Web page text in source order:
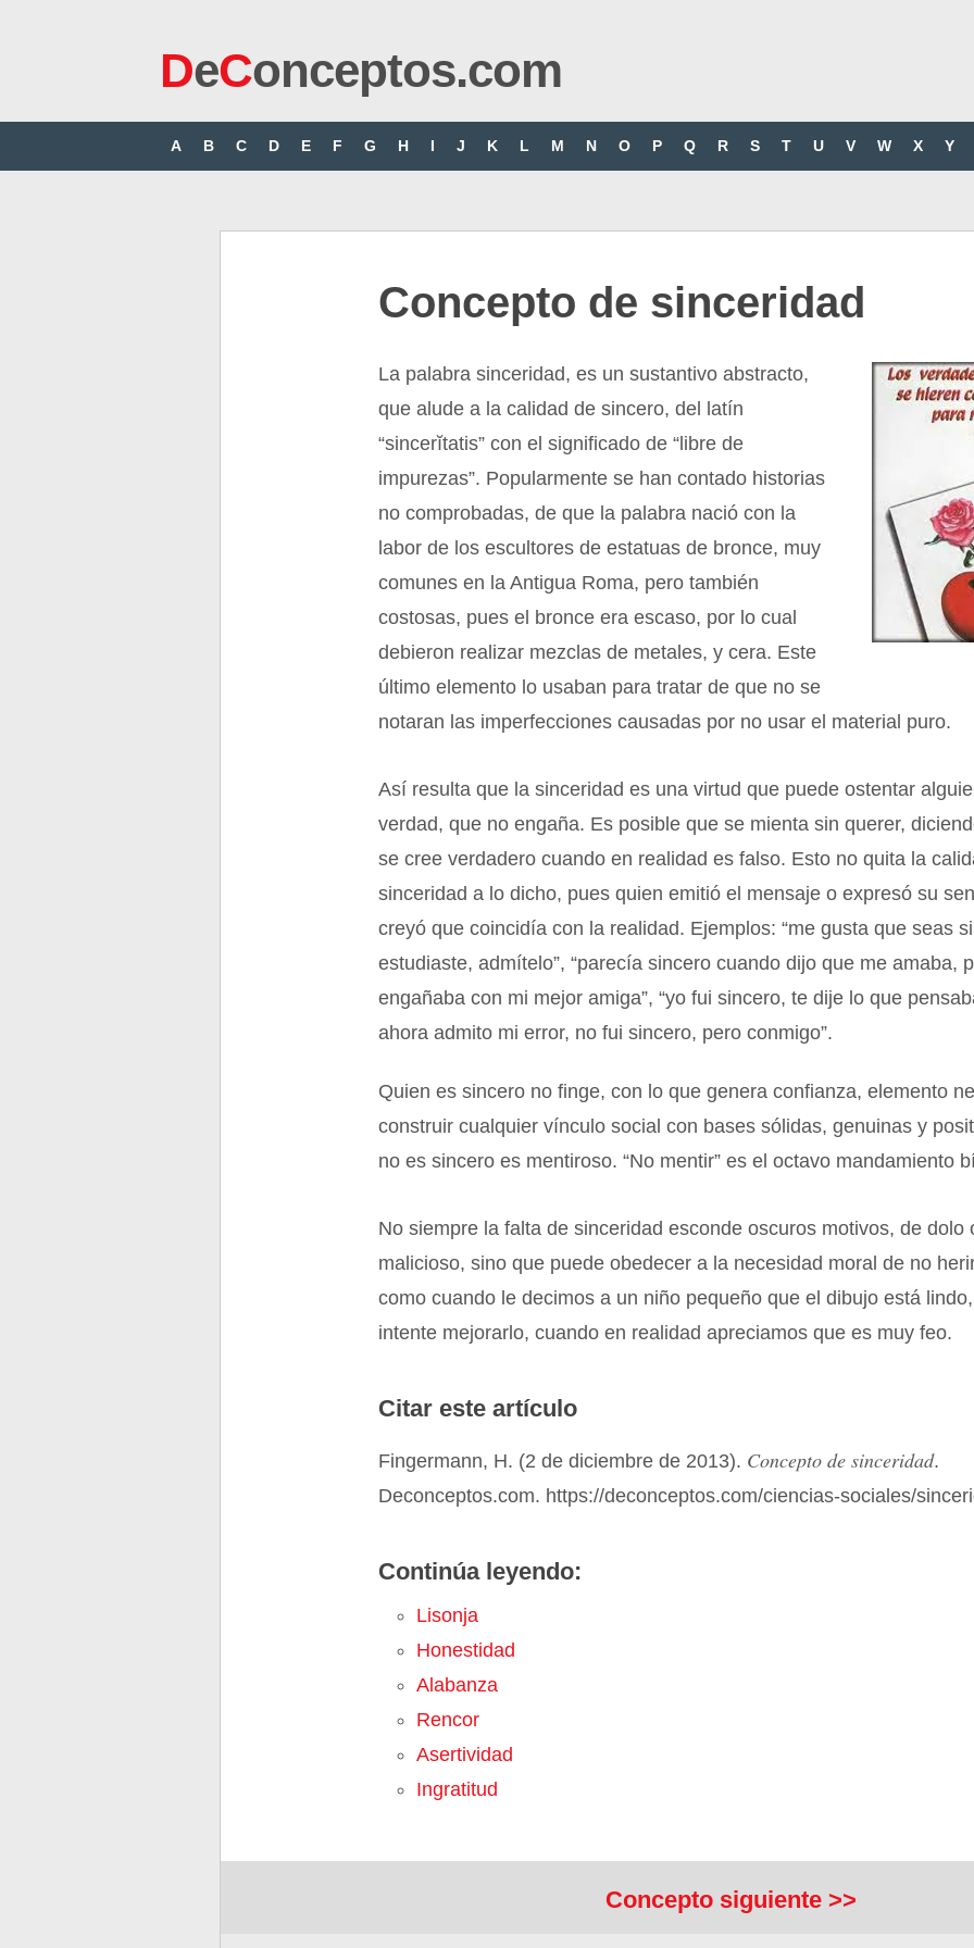
DeConceptos.com
A B C D E F G H I J K L M N O P Q R S T U V W X Y
Concepto de sinceridad
La palabra sinceridad, es un sustantivo abstracto,
que alude a la calidad de sincero, del latín
“sincerĭtatis” con el significado de “libre de
impurezas”. Popularmente se han contado historias
no comprobadas, de que la palabra nació con la
labor de los escultores de estatuas de bronce, muy
comunes en la Antigua Roma, pero también
costosas, pues el bronce era escaso, por lo cual
debieron realizar mezclas de metales, y cera. Este
último elemento lo usaban para tratar de que no se
notaran las imperfecciones causadas por no usar el material puro.
Así resulta que la sinceridad es una virtud que puede ostentar
verdad, que no engaña. Es posible que se mienta sin querer,
se cree verdadero cuando en realidad es falso. Esto no quita la
sinceridad a lo dicho, pues quien emitió el mensaje o expresó su
creyó que coincidía con la realidad. Ejemplos: “me gusta que seas
estudiaste, admítelo”, “parecía sincero cuando dijo que me amaba,
engañaba con mi mejor amiga”, “yo fui sincero, te dije lo que
ahora admito mi error, no fui sincero, pero conmigo”.
Quien es sincero no finge, con lo que genera confianza, elemento
construir cualquier vínculo social con bases sólidas, genuinas y
no es sincero es mentiroso. “No mentir” es el octavo mandamiento
No siempre la falta de sinceridad esconde oscuros motivos, de dolo
malicioso, sino que puede obedecer a la necesidad moral de no
como cuando le decimos a un niño pequeño que el dibujo está
intente mejorarlo, cuando en realidad apreciamos que es muy feo.
Citar este artículo
Fingermann, H. (2 de diciembre de 2013). Concepto de sinceridad.
Deconceptos.com. https://deconceptos.com/ciencias-sociales/
Continúa leyendo:
Lisonja
Honestidad
Alabanza
Rencor
Asertividad
Ingratitud
Concepto siguiente >>